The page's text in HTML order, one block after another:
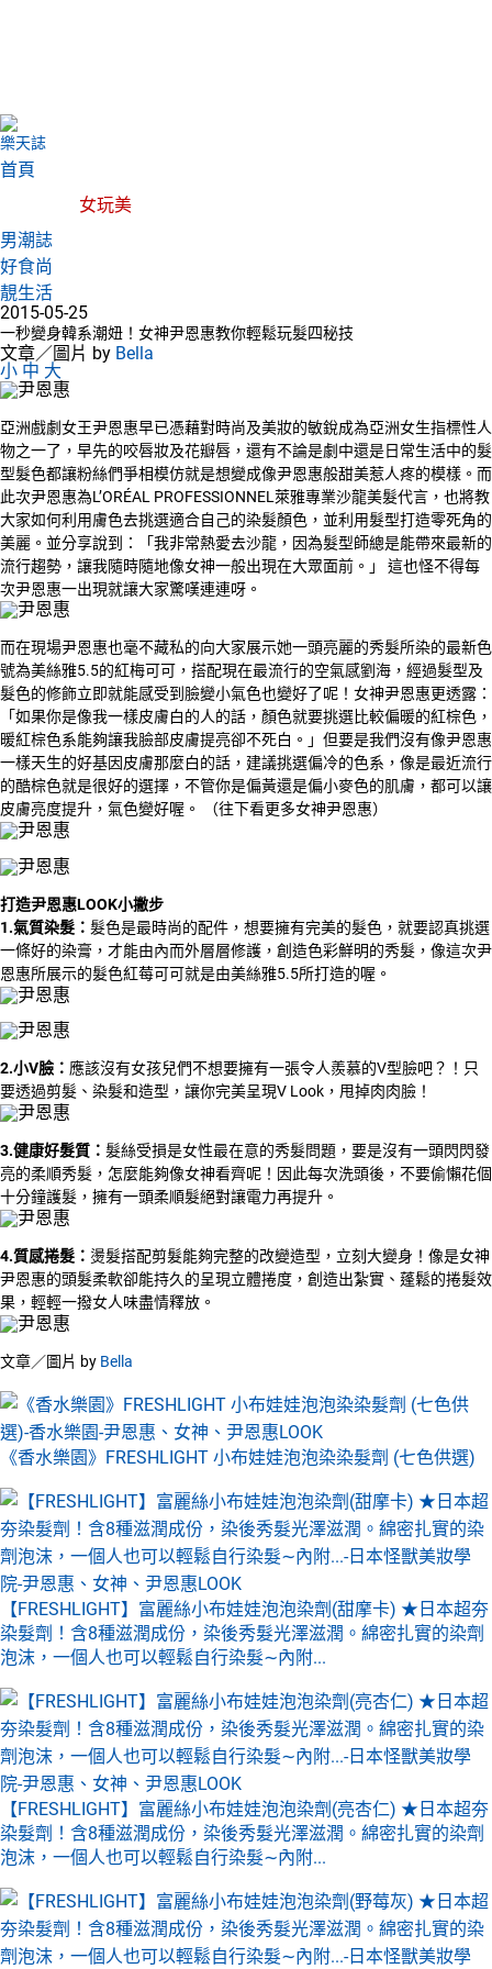
樂天誌
首頁
女玩美
男潮誌
好食尚
靚生活
2015-05-25
一秒變身韓系潮妞！女神尹恩惠教你輕鬆玩髮四秘技
文章／圖片 by Bella
小 中 大
亞洲戲劇女王尹恩惠早已憑藉對時尚及美妝的敏銳成為亞洲女生指標性人
物之一了，早先的咬唇妝及花瓣唇，還有不論是劇中還是日常生活中的髮
型髮色都讓粉絲們爭相模仿就是想變成像尹恩惠般甜美惹人疼的模樣。而
此次尹恩惠為L’ORÉAL PROFESSIONNEL萊雅專業沙龍美髮代言，也將教
大家如何利用膚色去挑選適合自己的染髮顏色，並利用髮型打造零死角的
美麗。並分享說到：「我非常熱愛去沙龍，因為髮型師總是能帶來最新的
流行趨勢，讓我隨時隨地像女神一般出現在大眾面前。」 這也怪不得每
次尹恩惠一出現就讓大家驚嘆連連呀。
而在現場尹恩惠也毫不藏私的向大家展示她一頭亮麗的秀髮所染的最新色
號為美絲雅5.5的紅梅可可，搭配現在最流行的空氣感劉海，經過髮型及
髮色的修飾立即就能感受到臉變小氣色也變好了呢！女神尹恩惠更透露：
「如果你是像我一樣皮膚白的人的話，顏色就要挑選比較偏暖的紅棕色，
暖紅棕色系能夠讓我臉部皮膚提亮卻不死白。」但要是我們沒有像尹恩惠
一樣天生的好基因皮膚那麼白的話，建議挑選偏冷的色系，像是最近流行
的酷棕色就是很好的選擇，不管你是偏黃還是偏小麥色的肌膚，都可以讓
皮膚亮度提升，氣色變好喔。 （往下看更多女神尹恩惠）
打造尹恩惠LOOK小撇步
1.氣質染髮： 髮色是最時尚的配件，想要擁有完美的髮色，就要認真挑選
一條好的染膏，才能由內而外層層修護，創造色彩鮮明的秀髮，像這次尹
恩惠所展示的髮色紅莓可可就是由美絲雅5.5所打造的喔。
2.小V臉： 應該沒有女孩兒們不想要擁有一張令人羨慕的V型臉吧？！只
要透過剪髮、染髮和造型，讓你完美呈現V Look，甩掉肉肉臉！
3.健康好髮質： 髮絲受損是女性最在意的秀髮問題，要是沒有一頭閃閃發
亮的柔順秀髮，怎麼能夠像女神看齊呢！因此每次洗頭後，不要偷懶花個
十分鐘護髮，擁有一頭柔順髮絕對讓電力再提升。
4.質感捲髮： 燙髮搭配剪髮能夠完整的改變造型，立刻大變身！像是女神
尹恩惠的頭髮柔軟卻能持久的呈現立體捲度，創造出紮實、蓬鬆的捲髮效
果，輕輕一撥女人味盡情釋放。
文章／圖片 by Bella
《香水樂園》FRESHLIGHT 小布娃娃泡泡染染髮劑 (七色供選)
【FRESHLIGHT】富麗絲小布娃娃泡泡染劑(甜摩卡) ★日本超夯
染髮劑！含8種滋潤成份，染後秀髮光澤滋潤。綿密扎實的染劑
泡沫，一個人也可以輕鬆自行染髮∼內附...
【FRESHLIGHT】富麗絲小布娃娃泡泡染劑(亮杏仁) ★日本超夯
染髮劑！含8種滋潤成份，染後秀髮光澤滋潤。綿密扎實的染劑
泡沫，一個人也可以輕鬆自行染髮∼內附...